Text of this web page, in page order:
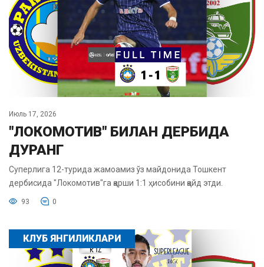
Июль 17, 2026
"ЛОКОМОТИВ" БИЛАН ДЕРБИДА
ДУРАНГ
Суперлига 12-турида жамоамиз ўз майдонида Тошкент
дербисида "Локомотив"га қарши 1:1 ҳисобини қайд этди.
93 0
КЛУБ ЯНГИЛИКЛАРИ